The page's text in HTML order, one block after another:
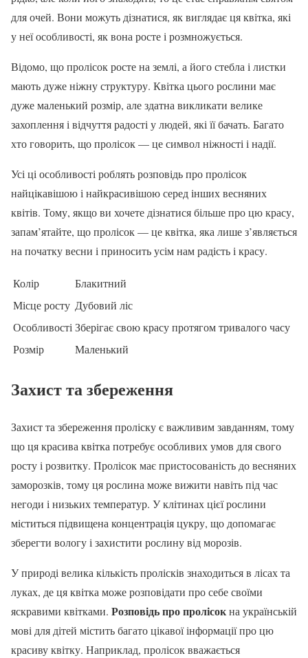
для очей. Вони можуть дізнатися, як виглядає ця квітка, які
у неї особливості, як вона росте і розмножується.
Відомо, що пролісок росте на землі, а його стебла і листки
мають дуже ніжну структуру. Квітка цього рослини має
дуже маленький розмір, але здатна викликати велике
захоплення і відчуття радості у людей, які її бачать. Багато
хто говорить, що пролісок — це символ ніжності і надії.
Усі ці особливості роблять розповідь про пролісок
найцікавішою і найкрасивішою серед інших весняних
квітів. Тому, якщо ви хочете дізнатися більше про цю красу,
запам’ятайте, що пролісок — це квітка, яка лише з’являється
на початку весни і приносить усім нам радість і красу.
Колір
Блакитний
Місце росту Дубовий ліс
ОсобливостіЗберігає свою красу протягом тривалого часу
Розмір
Маленький
Захист та збереження
Захист та збереження проліску є важливим завданням, тому
що ця красива квітка потребує особливих умов для свого
росту і розвитку. Пролісок має пристосованість до весняних
заморозків, тому ця рослина може вижити навіть під час
негоди і низьких температур. У клітинах цієї рослини
міститься підвищена концентрація цукру, що допомагає
зберегти вологу і захистити рослину від морозів.
У природі велика кількість пролісків знаходиться в лісах та
луках, де ця квітка може розповідати про себе своїми
яскравими квітками. Розповідь про пролісокна українській
мові для дітей містить багато цікавої інформації про цю
красиву квітку. Наприклад, пролісок вважається